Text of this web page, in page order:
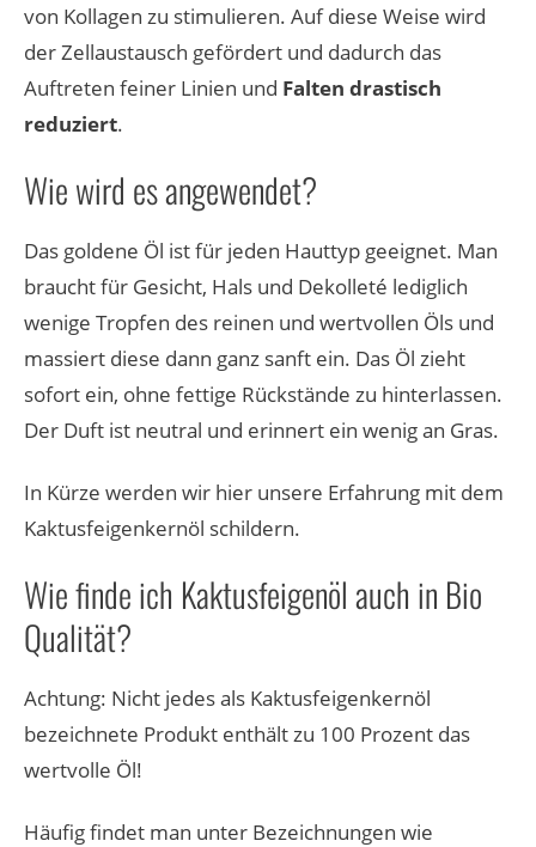
von Kollagen zu stimulieren. Auf diese Weise wird
der Zellaustausch gefördert und dadurch das
Auftreten feiner Linien und Falten drastisch
reduziert.
Wie wird es angewendet?
Das goldene Öl ist für jeden Hauttyp geeignet. Man
braucht für Gesicht, Hals und Dekolleté lediglich
wenige Tropfen des reinen und wertvollen Öls und
massiert diese dann ganz sanft ein. Das Öl zieht
sofort ein, ohne fettige Rückstände zu hinterlassen.
Der Duft ist neutral und erinnert ein wenig an Gras.
In Kürze werden wir hier unsere Erfahrung mit dem
Kaktusfeigenkernöl schildern.
Wie finde ich Kaktusfeigenöl auch in Bio
Qualität?
Achtung: Nicht jedes als Kaktusfeigenkernöl
bezeichnete Produkt enthält zu 100 Prozent das
wertvolle Öl!
Häufig findet man unter Bezeichnungen wie